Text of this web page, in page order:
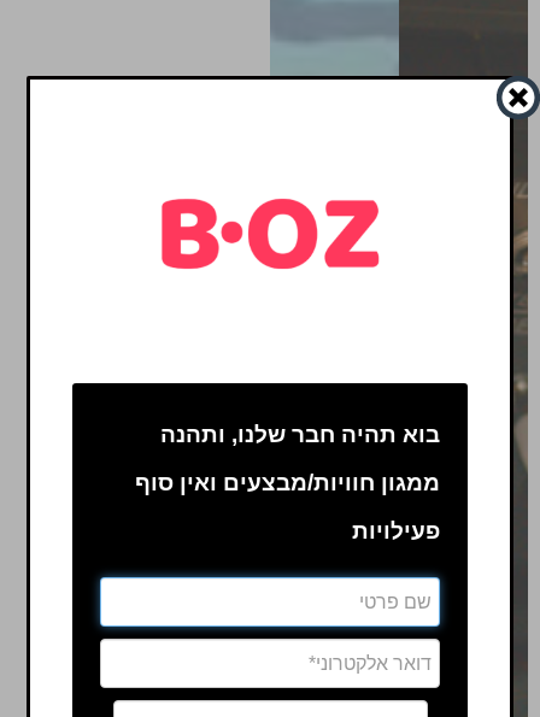
בוא תהיה חבר שלנו, ותהנה
ממגון חוויות/מבצעים ואין סוף
פעילויות